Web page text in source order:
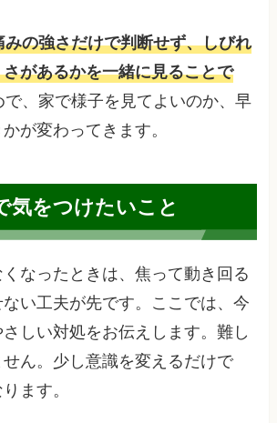
みの強さだけで判断せず、しびれ
があるかを一緒に見ることで
で、家で様子を見てよいのか、早
が変わってきます。
気をつけたいこと
なったときは、焦って動き回る
い工夫が先です。ここでは、今
しい対処をお伝えします。難し
ん。少し意識を変えるだけで
ます。